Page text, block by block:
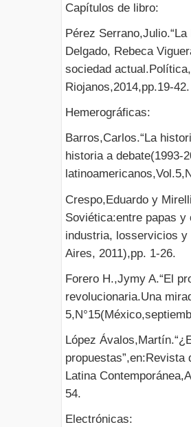
Capítulos de libro:
Pérez
Delgado, Rebeca
sociedad
Riojanos,2014,pp.19-42.
Hemerográficas:
Barros,Carlos.“La
historia a debate(1993-
Crespo,Eduardo y
Soviética:entre papas
industria, losservicios y
Aires, 2011),pp. 1-26.
Forero H.,Jymy A.“El
revolucionaria.Una
López
Latina
54.
Electrónicas: